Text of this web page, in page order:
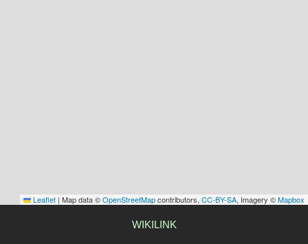
Leaflet | Map data ©OpenStreetMapcontributors, CC-BY-SA, Imagery ©Mapbox
WIKILINK